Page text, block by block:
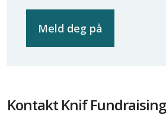
Kontakt Knif Fundraising